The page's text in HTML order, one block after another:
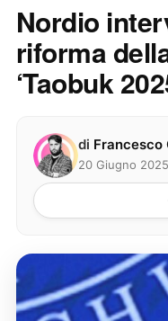
Nordio
riforma
‘Taobuk
di Francesco
20 Giugno 2025